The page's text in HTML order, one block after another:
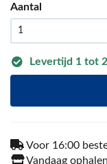
Aantal
Levertijd 1 tot
Voor 16:00
Vandaag